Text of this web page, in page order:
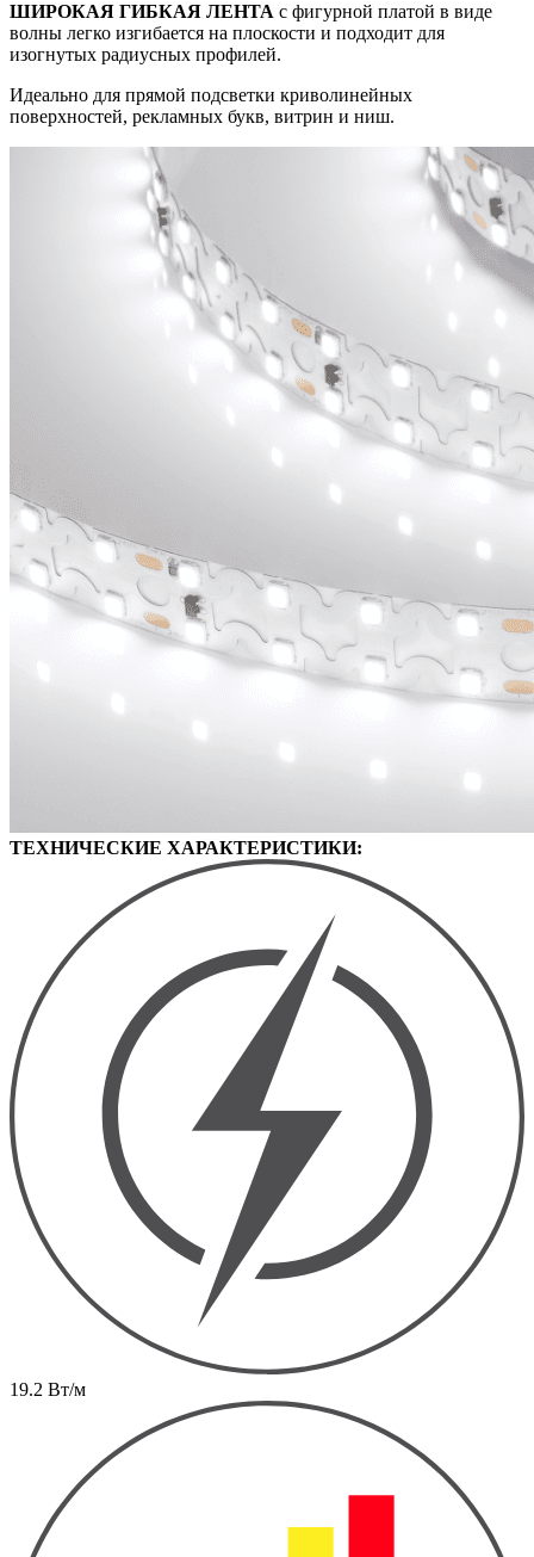
ШИРОКАЯ ГИБКАЯ ЛЕНТА с фигурной платой в виде
волны легко изгибается на плоскости и подходит для
изогнутых радиусных профилей.
Идеально для прямой подсветки криволинейных
поверхностей, рекламных букв, витрин и ниш.
ТЕХНИЧЕСКИЕ ХАРАКТЕРИСТИКИ:
19.2 Вт/м